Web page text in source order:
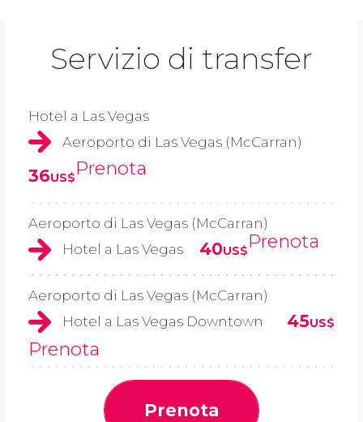
Servizio di transfer
Hotel a Las Vegas
Aeroporto di Las Vegas (McCarran)
36US$Prenota
Aeroporto di Las Vegas (McCarran)
Hotel a Las Vegas
40US$Prenota
Aeroporto di Las Vegas (McCarran)
Hotel a Las Vegas Downtown
45US$
Prenota
Prenota